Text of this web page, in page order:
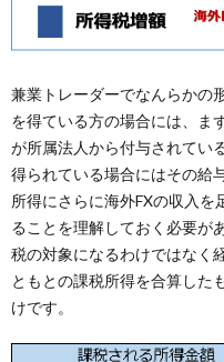
兼業トレーダーでなんらかの
を得ている方の場合には、ま
が所属法人から付与されてい
得られている場合にはその給
所得にさらに海外FXの収入
ることを理解しておく必要が
税の対象になるわけではなく
ともとの課税所得を合算した
けです。